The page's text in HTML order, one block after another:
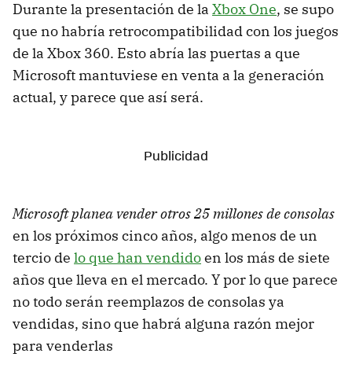
Durante la presentación de la Xbox One, se supo
que no habría retrocompatibilidad con los juegos
de la Xbox 360. Esto abría las puertas a que
Microsoft mantuviese en venta a la generación
actual, y parece que así será.
Microsoft planea vender otros 25 millones de consolas
en los próximos cinco años, algo menos de un
tercio de lo que han vendidoen los más de siete
años que lleva en el mercado. Y por lo que parece
no todo serán reemplazos de consolas ya
vendidas, sino que habrá alguna razón mejor
para venderlas